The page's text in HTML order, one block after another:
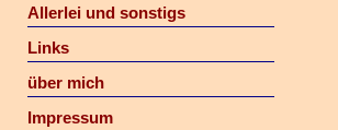
Allerlei und sonstigs
Links
über mich
Impressum